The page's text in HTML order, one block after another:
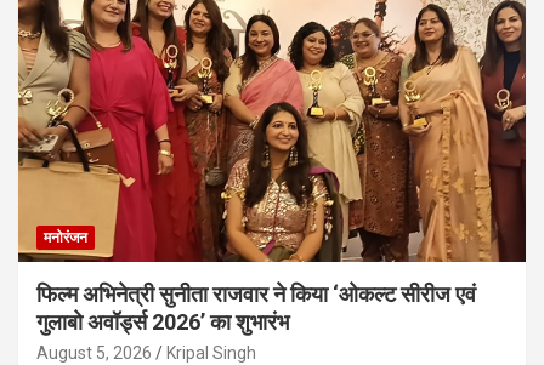
मनोरंजन
फिल्म अभिनेत्री सुनीता राजवार ने किया ‘ओकल्ट सीरीज एवं
गुलाबो अवॉर्ड्स 2026’ का शुभारंभ
August 5, 2026 Kripal Singh